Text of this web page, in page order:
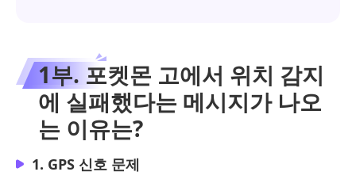
1부. 포켓몬 고에서 위치 감지
에 실패했다는 메시지가 나오
는 이유는?
1. GPS 신호 문제